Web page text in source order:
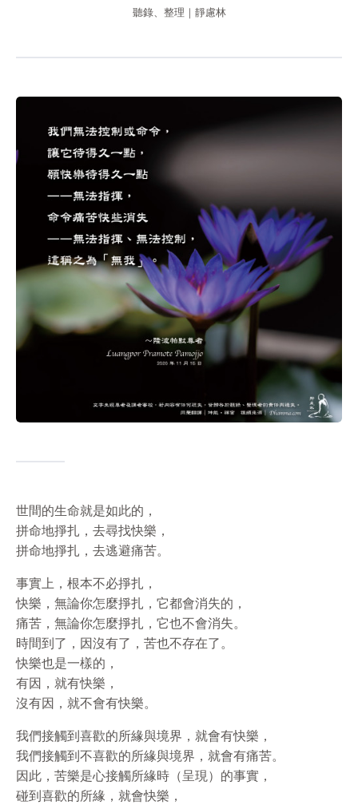
聽錄、整理｜靜慮林
世間的生命就是如此的，
拼命地掙扎，去尋找快樂，
拼命地掙扎，去逃避痛苦。
事實上，根本不必掙扎，
快樂，無論你怎麼掙扎，它都會消失的，
痛苦，無論你怎麼掙扎，它也不會消失。
時間到了，因沒有了，苦也不存在了。
快樂也是一樣的，
有因，就有快樂，
沒有因，就不會有快樂。
我們接觸到喜歡的所緣與境界，就會有快樂，
我們接觸到不喜歡的所緣與境界，就會有痛苦。
因此，苦樂是心接觸所緣時（呈現）的事實，
碰到喜歡的所緣，就會快樂，